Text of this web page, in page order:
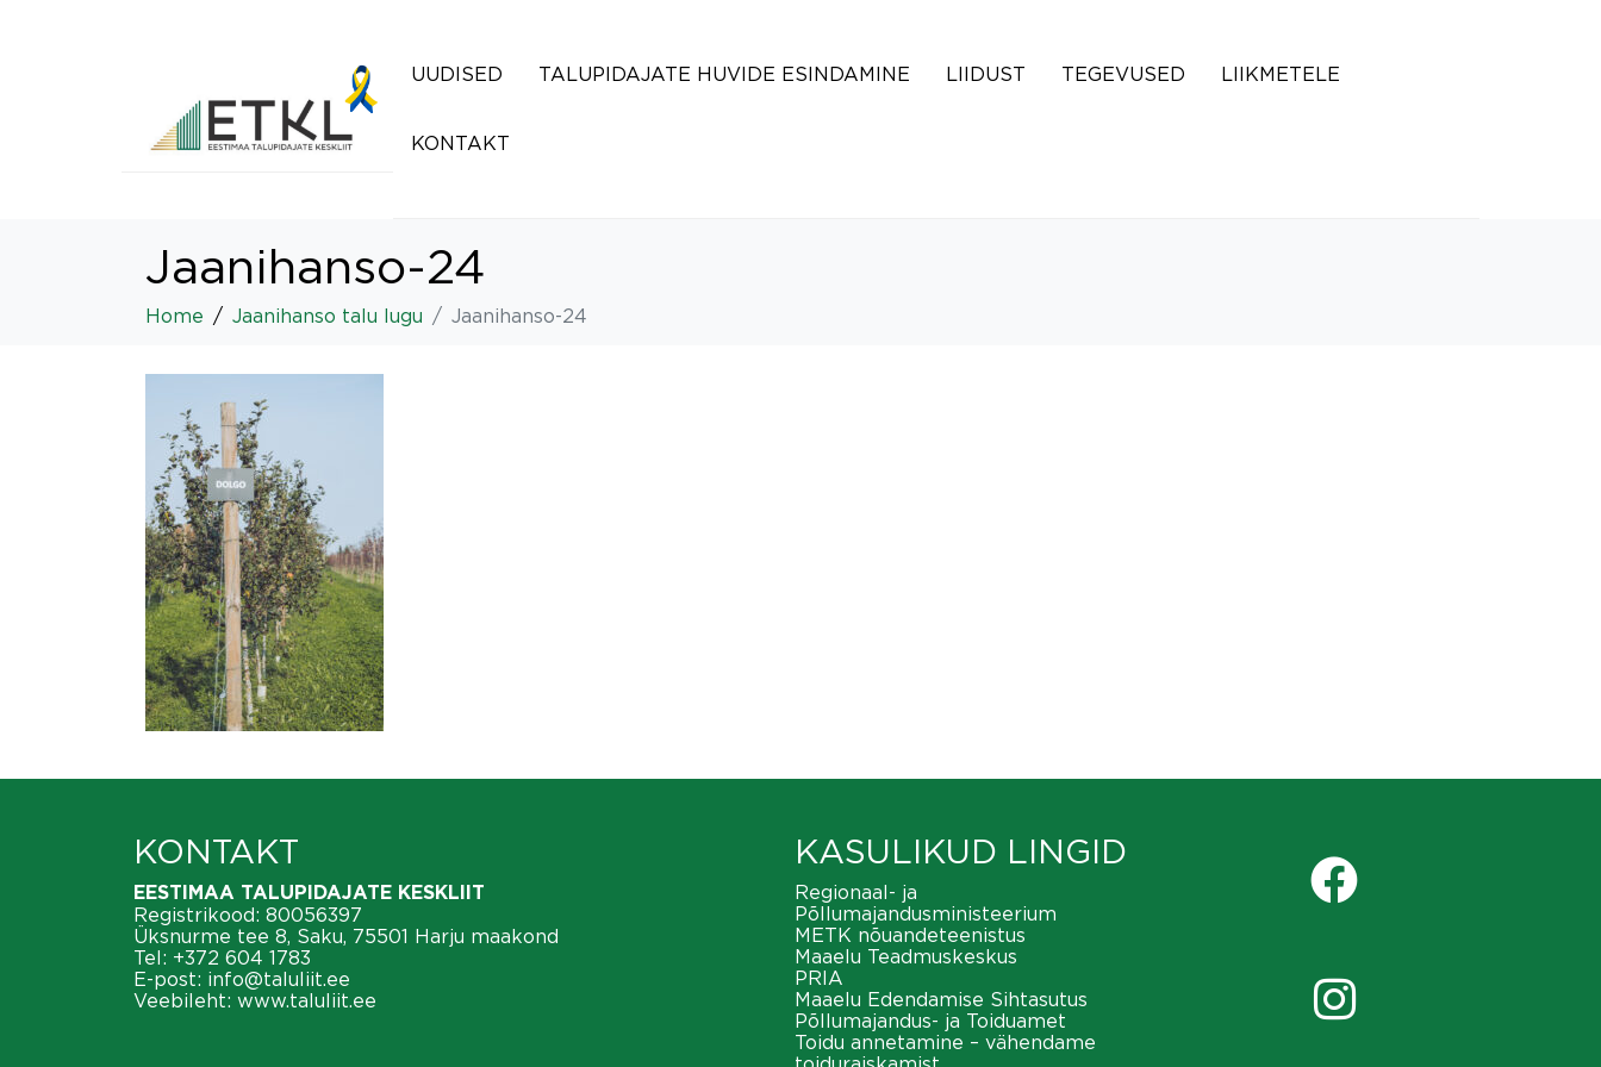
UUDISED TALUPIDAJATE HUVIDE ESINDAMINE LIIDUST TEGEVUSED LIIKMETELE
KONTAKT
Jaanihanso-24
Home Jaanihanso talu lugu Jaanihanso-24
KONTAKT
EESTIMAA TALUPIDAJATE KESKLIIT
Registrikood: 80056397
Üksnurme tee 8, Saku, 75501 Harju maakond
Tel: +372 604 1783
E-post: info@taluliit.ee
Veebileht: www.taluliit.ee
KASULIKUD LINGID
Regionaal- ja
Põllumajandusministeerium
METK nõuandeteenistus
Maaelu Teadmuskeskus
PRIA
Maaelu Edendamise Sihtasutus
Põllumajandus- ja Toiduamet
Toidu annetamine – vähendame